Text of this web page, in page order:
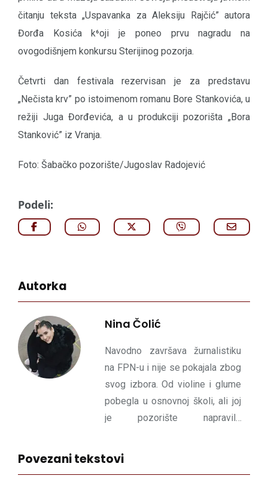
čitanju teksta „Uspavanka za Aleksiju Rajčić” autora
Đorđa Kosića k⁶oji je poneo prvu nagradu na
ovogodišnjem konkursu Sterijinog pozorja.
Četvrti dan festivala rezervisan je za predstavu
„Nečista krv” po istoimenom romanu Bore Stankovića, u
režiji Juga Đorđevića, a u produkciji pozorišta „Bora
Stanković” iz Vranja.
Foto: Šabačko pozorište/Jugoslav Radojević
Podeli:
Autorka
Nina Čolić
Navodno završava žurnalistiku
na FPN-u i nije se pokajala zbog
svog izbora. Od violine i glume
pobegla u osnovnoj školi, ali joj
je pozorište napravilo
opušta, a pisanje doživljava kao
Povezani tekstovi